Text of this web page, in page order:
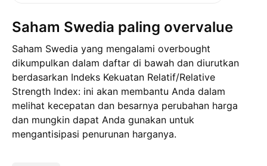
Saham Swedia paling overvalue
Saham Swedia yang mengalami overbought
dikumpulkan dalam daftar di bawah dan diurutkan
berdasarkan Indeks Kekuatan Relatif/Relative
Strength Index: ini akan membantu Anda dalam
melihat kecepatan dan besarnya perubahan harga
dan mungkin dapat Anda gunakan untuk
mengantisipasi penurunan harganya.